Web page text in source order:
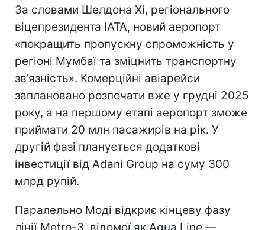
За словами Шелдона Хі, регіонального
віцепрезидента IATA, новий аеропорт
«покращить пропускну спроможність у
регіоні Мумбаї та зміцнить транспортну
зв’язність». Комерційні авіарейси
заплановано розпочати вже у грудні 2025
року, а на першому етапі аеропорт зможе
приймати 20 млн пасажирів на рік. У
другій фазі планується додаткові
інвестиції від Adani Group на суму 300
млрд рупій.
Паралельно Моді відкриє кінцеву фазу
лінії Metro-3, відомої як Aqua Line —